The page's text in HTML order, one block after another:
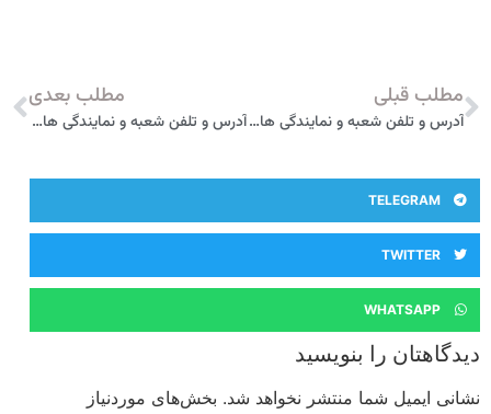
مطلب قبلی
آدرس و تلفن شعبه و نمایندگی های بیمه سامان در اهواز
مطلب بعدی
آدرس و تلفن شعبه و نمایندگی های بیمه سامان در بندر ماهشهر
TELEGRAM
TWITTER
WHATSAPP
دیدگاهتان را بنویسید
نشانی ایمیل شما منتشر نخواهد شد. بخش‌های موردنیاز